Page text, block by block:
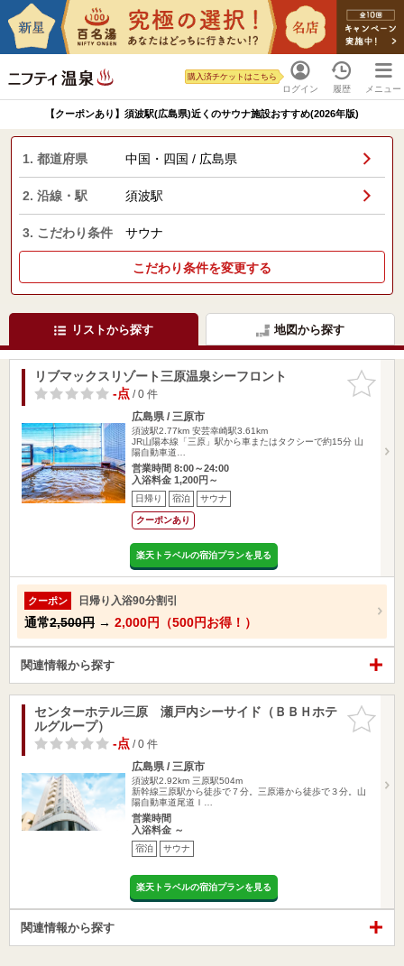
ログイン
購入済チケットはこちら
履歴 メニュー
【クーポンあり】須波駅(広島県)近くのサウナ施設おすすめ(2026年版)
1. 都道府県 中国・四国 / 広島県
2. 沿線・駅 須波駅
3. こだわり条件 サウナ
こだわり条件を変更する
リストから探す 地図から探す
お気に入
りに追加
リブマックスリゾート三原温泉シーフロント
-点/ 0 件
広島県 / 三原市
須波駅2.77km 安芸幸崎駅3.61km
JR山陽本線「三原」駅から車またはタクシーで約15分 山
陽自動車道…
営業時間 8:00～24:00
入浴料金 1,200円～
日帰り 宿泊 サウナ
クーポンあり
楽天トラベルの宿泊プランを見る
クーポン 日帰り入浴90分割引
通常2,500円 → 2,000円（500円お得！）
関連情報から探す
お気に入
りに追加
センターホテル三原 瀬戸内シーサイド（ＢＢＨホテ
ルグループ）
-点/ 0 件
広島県 / 三原市
須波駅2.92km 三原駅504m
新幹線三原駅から徒歩で７分。三原港から徒歩で３分。山
陽自動車道尾道Ｉ…
営業時間
入浴料金 ～
宿泊 サウナ
楽天トラベルの宿泊プランを見る
関連情報から探す